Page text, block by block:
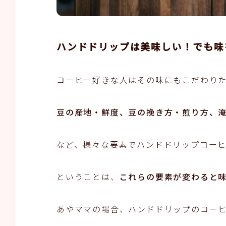
ハンドドリップは美味しい！でも
コーヒー好きな人はその味にもこだわり
豆の産地・鮮度、豆の挽き方・煎り方、
など、様々な要素でハンドドリップコー
ということは、 これらの要素が変わると
あやママの場合、ハンドドリップのコー